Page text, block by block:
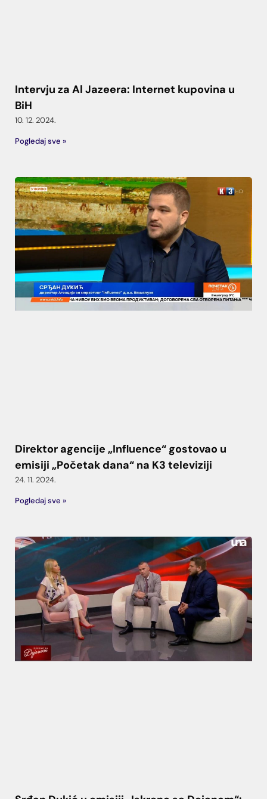
Intervju za Al Jazeera: Internet kupovina u
BiH
10. 12. 2024.
Pogledaj sve »
Direktor agencije „Influence“ gostovao u
emisiji „Početak dana“ na K3 televiziji
24. 11. 2024.
Pogledaj sve »